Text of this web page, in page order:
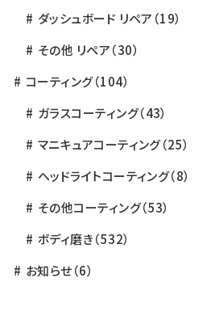
ダッシュボード リペア （19）
その他 リペア（30）
コーティング（104）
ガラスコーティング（43）
マニキュアコーティング（25）
ヘッドライトコーティング（8）
その他コーティング（53）
ボディ磨き（532）
お知らせ（6）